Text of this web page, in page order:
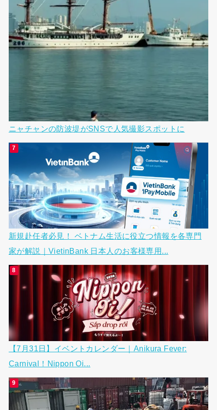
ニャチャンの防波堤がSNSで人気撮影スポットに
新規赴任者必見！ ベトナム生活に役立つ情報を各専門
家が解説｜VietinBank 日本人のお客様専用...
【7月31日】イベントカレンダー｜Anikura Fever:
Carnival！Nippon Oi...